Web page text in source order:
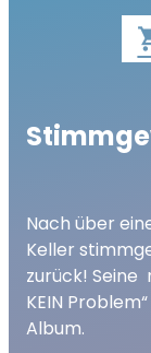
Nach über
Keller
zurück! Seine
KEIN
Album.